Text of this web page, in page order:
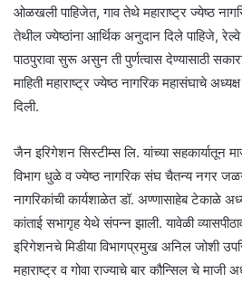
ओळखली पाहिजेत, गाव तेथे महाराष्ट्र ज्येष्ठ
तेथील ज्येष्ठांना आर्थिक अनुदान दिले पाहिजे, रेल्वे
पाठपुरावा सुरू असुन ती पुर्णत्वास देण्यासाठी
माहिती महाराष्ट्र ज्येष्ठ नागरिक महासंघाचे
दिली.
जैन इरिगेशन सिस्टीम्स लि. यांच्या सहकार्यातून
विभाग धुळे व ज्येष्ठ नागरिक संघ चैतन्य नगर
नागरिकांची कार्यशाळेत डॉ. अण्णासाहेब टेकाळे
कांताई सभागृह येथे संपन्न झाली. यावेळी
इरिगेशनचे मिडीया विभागप्रमुख अनिल जोशी
महाराष्ट्र व गोवा राज्याचे बार कौन्सिल चे